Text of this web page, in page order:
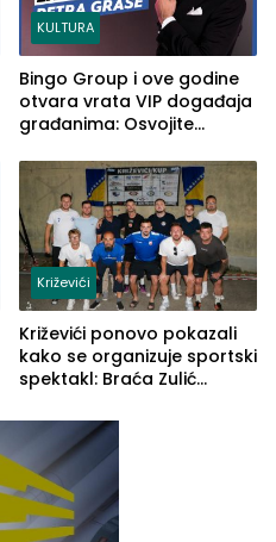
KULTURA
Bingo Group i ove godine
otvara vrata VIP događaja
građanima: Osvojite
Graše
Križevići
Križevići ponovo pokazali
kako se organizuje sportski
spektakl: Braća Zulić